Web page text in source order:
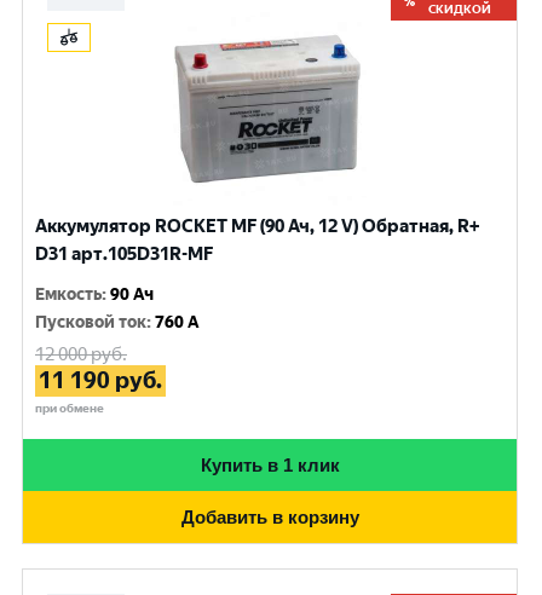
СКИДКОЙ
Аккумулятор ROCKET MF (90 Ач, 12 V) Обратная, R+
D31 арт.105D31R-MF
Емкость:90 Ач
Пусковой ток:760 A
12 000руб.
11 190 руб.
при обмене
Купить в 1 клик
Добавить в корзину